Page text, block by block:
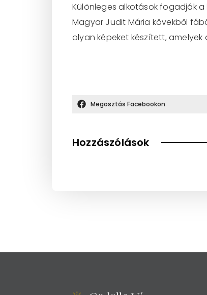
Különleges alkotások fogadják
Magyar Judit Mária kövekből
olyan képeket készített,
Megosztás Facebookon.
Hozzászólások